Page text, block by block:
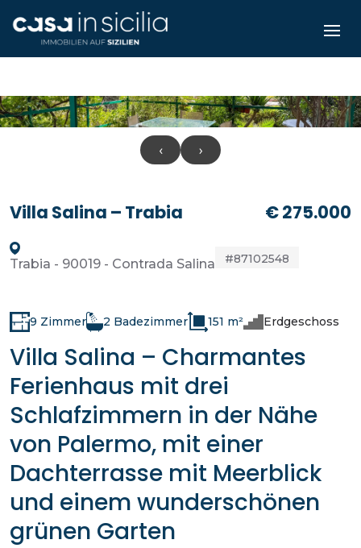
‹ ›
Villa Salina – Trabia € 275.000
Trabia - 90019 - Contrada Salina #87102548
9 Zimmer 2 Badezimmer 151 m² Erdgeschoss
Villa Salina – Charmantes
Ferienhaus mit drei
Schlafzimmern in der Nähe
von Palermo, mit einer
Dachterrasse mit Meerblick
und einem wunderschönen
grünen Garten